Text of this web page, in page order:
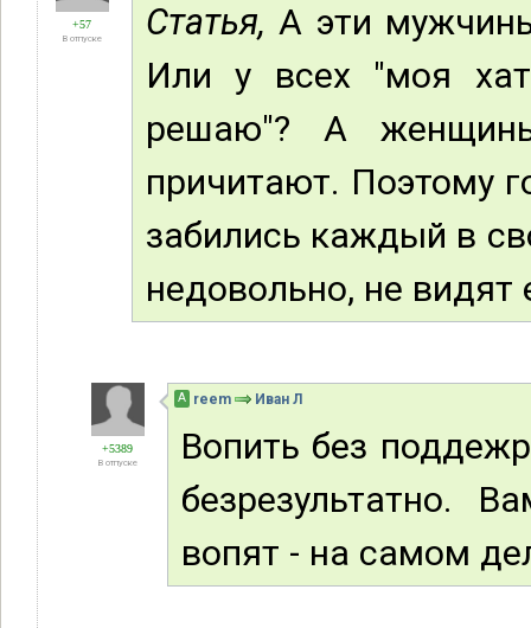
+57
В отпуске Статья, А эти
Или у всех "моя
решаю"? А
причитают. Поэтому
забились каждый в
недовольно, не видят
+5389
В отпуске
А reem Иван Л
Вопить без
безрезультатно.
вопят - на самом